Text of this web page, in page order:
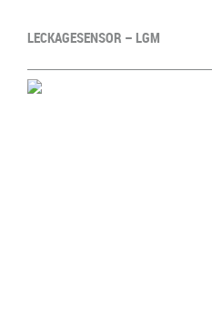
LECKAGESENSOR – LGM